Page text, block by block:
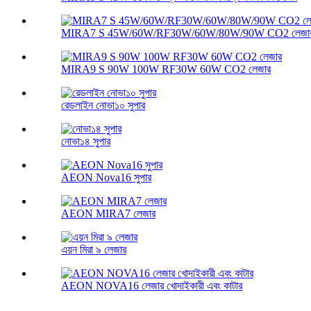
MIRA7 S 45W/60W/RF30W/60W/80W/90W CO2
MIRA9 S 90W 100W RF30W 60W CO2 লেজার
রেডলাইন নোভা১০ সুপার
নোভা১৪ সুপার
AEON Nova16 সুপার
AEON MIRA7 লেজার
এয়ন মিরা ৯ লেজার
AEON NOVA16 লেজার খোদাইকারী এবং কাটার